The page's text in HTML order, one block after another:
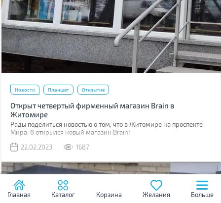
Новости Планшет Открытие
Открыт четвертый фирменный магазин Brain в
Житомире
Рады поделиться новостью о том, что в Житомире на проспекте
Мира, 8 открылся новый магазин Brain!
22.02.2023
1687
Главная Каталог Корзина Желания Больше